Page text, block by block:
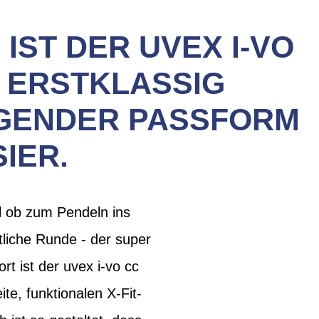
DER UVEX I-VO
PASSFORM
zum Pendeln ins
Runde - der super
ist der uvex i-vo cc
funktionalen X-Fit-